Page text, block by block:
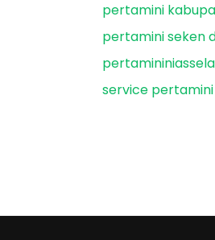
pertamini
pertamini seken
service pertamini